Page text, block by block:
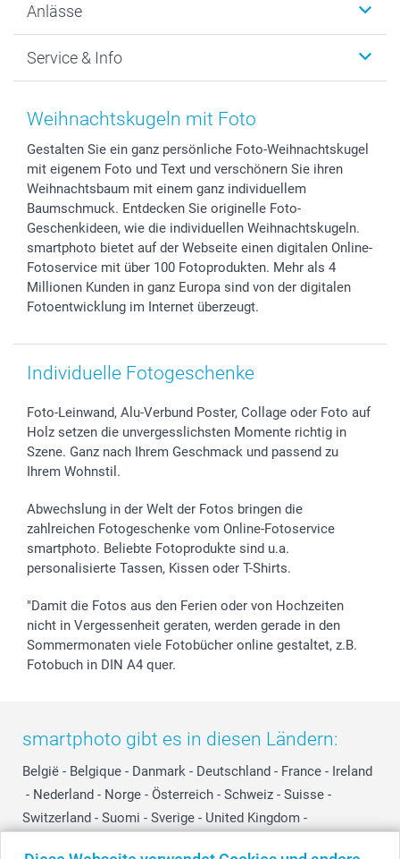
MyNameBook
Fotoabzüge, Fotos als Buch & Poster
Zubehör & Material
Foto-Kalender & Agenden
Sticker & Etiketten
Geschenk-Gutscheine (PDF)
Warum smartphoto
Datenschutz
AGB
Presse
Partnerprogramme
Investor Relations
B2B smartbusiness
Widerrufsrecht
Anlässe
Neujahr
Muttertag
Kommunion & Konfirmation
Hochzeit
Geburtstag
Geburt
Zu allen Anlässen
Service & Info
Anmelden /Registrieren
Preise und Versandkosten
Lieferfristen
72h Lieferung
Zahlungsmöglichkeiten
Sitemap
Status der Bestellung
smartfriends
smartgarantie
Weihnachtskugeln mit Foto
Gestalten Sie ein ganz persönliche Foto-Weihnachtskugel
mit eigenem Foto und Text und verschönern Sie ihren
Weihnachtsbaum mit einem ganz individuellem
Baumschmuck. Entdecken Sie originelle Foto-
Geschenkideen, wie die individuellen Weihnachtskugeln.
smartphoto bietet auf der Webseite einen digitalen Online-
Fotoservice mit über 100 Fotoprodukten. Mehr als 4
Millionen Kunden in ganz Europa sind von der digitalen
Fotoentwicklung im Internet überzeugt.
Individuelle Fotogeschenke
Foto-Leinwand, Alu-Verbund Poster, Collage oder Foto auf
Holz setzen die unvergesslichsten Momente richtig in
Szene. Ganz nach Ihrem Geschmack und passend zu
Ihrem Wohnstil.
Abwechslung in der Welt der Fotos bringen die
zahlreichen Fotogeschenke vom Online-Fotoservice
smartphoto. Beliebte Fotoprodukte sind u.a.
personalisierte Tassen, Kissen oder T-Shirts.
"Damit die Fotos aus den Ferien oder von Hochzeiten
nicht in Vergessenheit geraten, werden gerade in den
Sommermonaten viele Fotobücher online gestaltet, z.B.
Fotobuch in DIN A4 quer.
smartphoto gibt es in diesen Ländern:
België - Belgique - Danmark - Deutschland - France - Ireland
- Nederland - Norge - Österreich - Schweiz - Suisse -
Switzerland - Suomi - Sverige - United Kingdom -
Other Countries